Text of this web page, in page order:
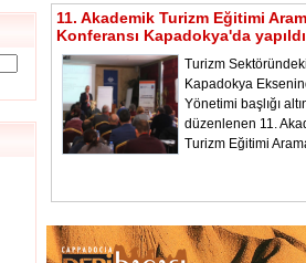
11. Akademik Turizm Eğitimi
Konferansı Kapadokya'da yapıldı
Turizm
Kapadokya
Yönetimi başlığı
düzenlenen 11.
Turizm Eğitimi